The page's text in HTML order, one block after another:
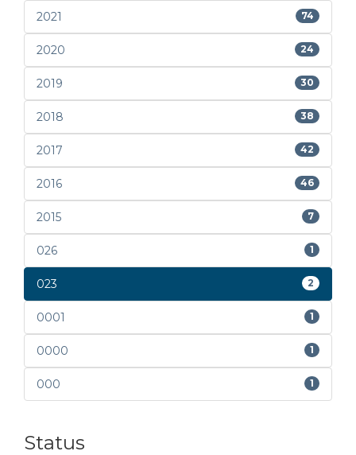
2021 74
2020 24
2019 30
2018 38
2017 42
2016 46
2015 7
026 1
023 2
0001 1
0000 1
000 1
Status